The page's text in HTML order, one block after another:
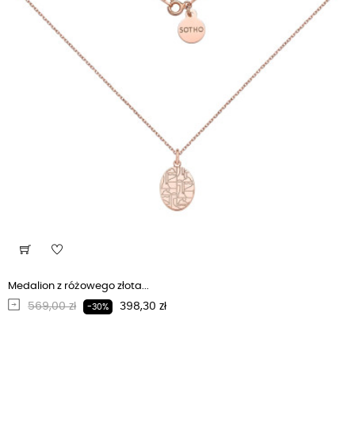
Medalion z różowego złota...
Regularna cena
569,00 zł -30% Cena
398,30 zł